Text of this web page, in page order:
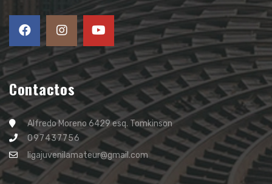
Contactos
Alfredo Moreno 6429 esq. Tomkinson
097437756
ligajuvenilamateur@gmail.com